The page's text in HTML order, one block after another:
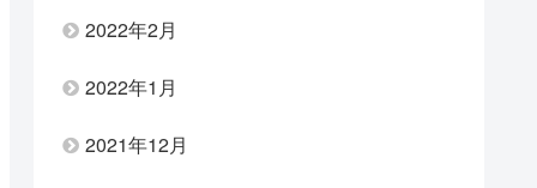
2022年2月
2022年1月
2021年12月